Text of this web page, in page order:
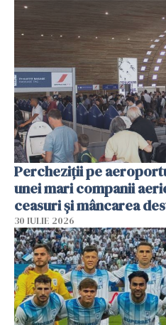
Percheziții pe
unei mari companii
ceasuri și mâncarea
30 IULIE 2026